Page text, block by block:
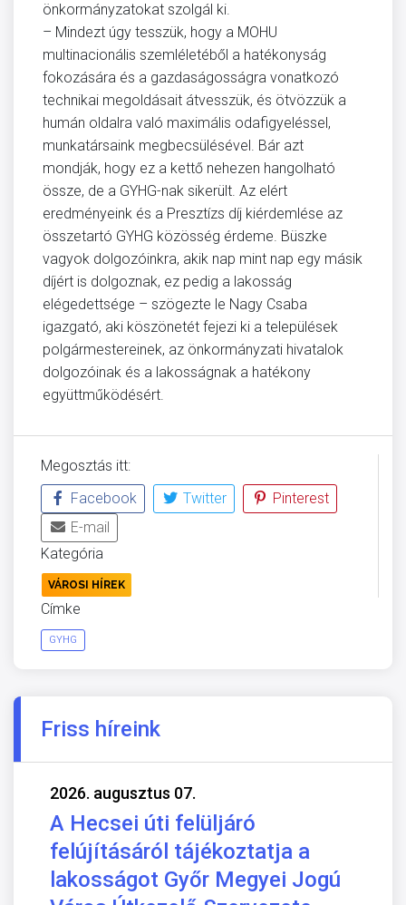
önkormányzatokat szolgál ki.
– Mindezt úgy tesszük, hogy a MOHU
multinacionális szemléletéből a hatékonyság
fokozására és a gazdaságosságra vonatkozó
technikai megoldásait átvesszük, és ötvözzük a
humán oldalra való maximális odafigyeléssel,
munkatársaink megbecsülésével. Bár azt
mondják, hogy ez a kettő nehezen hangolható
össze, de a GYHG-nak sikerült. Az elért
eredményeink és a Presztízs díj kiérdemlése az
összetartó GYHG közösség érdeme. Büszke
vagyok dolgozóinkra, akik nap mint nap egy másik
díjért is dolgoznak, ez pedig a lakosság
elégedettsége – szögezte le Nagy Csaba
igazgató, aki köszönetét fejezi ki a települések
polgármestereinek, az önkormányzati hivatalok
dolgozóinak és a lakosságnak a hatékony
együttműködésért.
Megosztás itt:
Facebook
Twitter
Pinterest
E-mail
Kategória
VÁROSI HÍREK
Címke
GYHG
Friss híreink
2026. augusztus 07.
A Hecsei úti felüljáró
felújításáról tájékoztatja a
lakosságot Győr Megyei Jogú